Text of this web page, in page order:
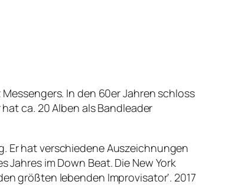
In den 60er Jahren schloss
ca. 20 Alben als Bandleader
Er hat verschiedene Auszeichnungen
im Down Beat. Die New York
größten lebenden Improvisator‘. 2017